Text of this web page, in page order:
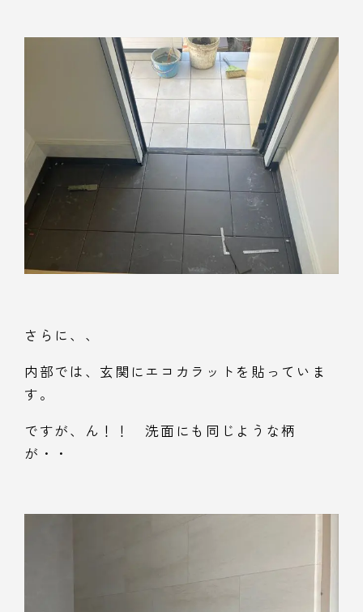
さらに、、
内部では、玄関にエコカラットを貼っていま
す。
ですが、ん！！ 洗面にも同じような柄
が・・